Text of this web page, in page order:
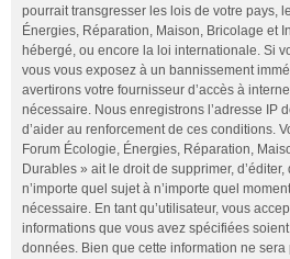
pourrait transgresser les lois de votre pays,
Énergies, Réparation, Maison, Bricolage et
hébergé, ou encore la loi internationale. Si
vous vous exposez à un bannissement
avertirons votre fournisseur d’accès à
nécessaire. Nous enregistrons l’adresse IP
d’aider au renforcement de ces conditions.
Forum Écologie, Énergies, Réparation,
Durables » ait le droit de supprimer,
n’importe quel sujet à n’importe quel
nécessaire. En tant qu’utilisateur, vous
informations que vous avez spécifiées
données. Bien que cette information ne